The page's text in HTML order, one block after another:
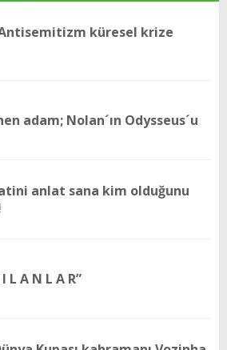
küresel krize
adam; Nolan´ın Odysseus´u
anlat sana kim olduğunu
L A N L A R”